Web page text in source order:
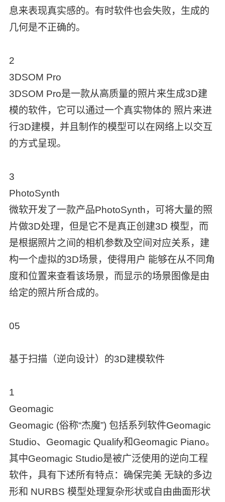
息来表现真实感的。有时软件也会失败，生成的
几何是不正确的。
2
3DSOM Pro
3DSOM Pro是一款从高质量的照片来生成3D建
模的软件，它可以通过一个真实物体的 照片来进
行3D建模，并且制作的模型可以在网络上以交互
的方式呈现。
3
PhotoSynth
微软开发了一款产品PhotoSynth，可将大量的照
片做3D处理，但是它不是真正创建3D 模型，而
是根据照片之间的相机参数及空间对应关系，建
构一个虚拟的3D场景，使得用户 能够在从不同角
度和位置来查看该场景，而显示的场景图像是由
给定的照片所合成的。
05
基于扫描（逆向设计）的3D建模软件
1
Geomagic
Geomagic (俗称“杰魔”) 包括系列软件Geomagic
Studio、Geomagic Qualify和Geomagic Piano。
其中Geomagic Studio是被广泛使用的逆向工程
软件，具有下述所有特点：确保完美 无缺的多边
形和 NURBS 模型处理复杂形状或自由曲面形状